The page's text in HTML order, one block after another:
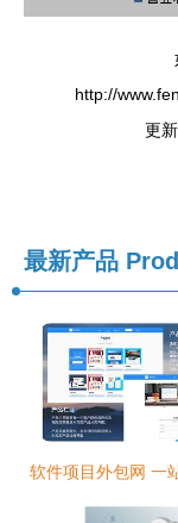
http://
更
最新产品